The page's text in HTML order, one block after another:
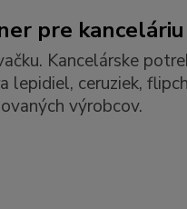
pre kanceláriu
Kancelárske
ceruziek,
výrobcov.